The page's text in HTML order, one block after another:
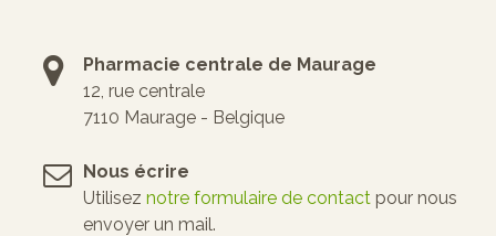
Pharmacie centrale de Maurage
12, rue centrale
7110 Maurage - Belgique
Nous écrire
Utilisez notre formulaire de contact pour nous
envoyer un mail.